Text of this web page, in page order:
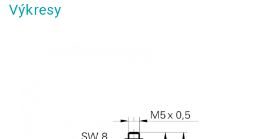
Výkresy